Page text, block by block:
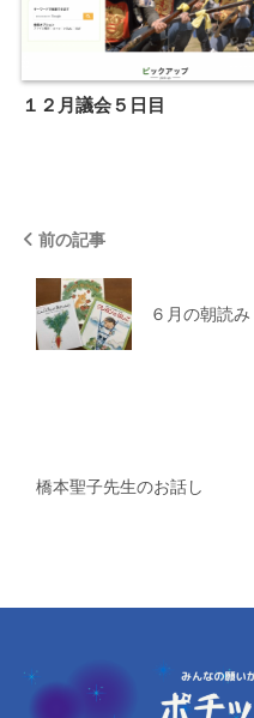
１２月議会５日目
前の記事
６月の朝読み
橋本聖子先生のお話し